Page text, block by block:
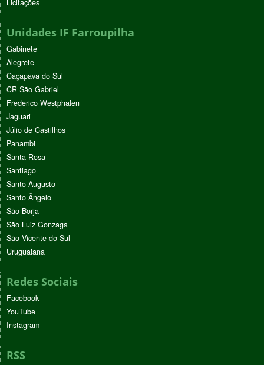
Unidades IF Farroupilha
Gabinete
Alegrete
Caçapava do Sul
CR São Gabriel
Frederico Westphalen
Jaguari
Júlio de Castilhos
Panambi
Santa Rosa
Santiago
Santo Augusto
Santo Ângelo
São Borja
São Luiz Gonzaga
São Vicente do Sul
Uruguaiana
Redes Sociais
Facebook
YouTube
Instagram
RSS